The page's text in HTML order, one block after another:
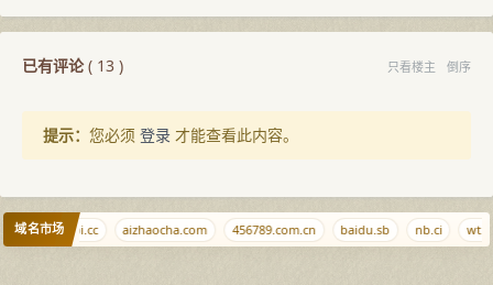
已有评论( 13 ) 只看楼主 倒序
提示： 您必须 登录 才能查看此内容。
域名市场niubi.cc aizhaocha.com 456789.com.cn baidu.sb nb.ci wt.la